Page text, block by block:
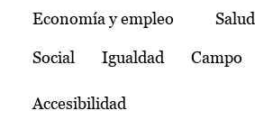
Temas
Economía y empleo Salud
Social Igualdad Campo
Accesibilidad